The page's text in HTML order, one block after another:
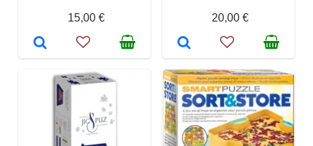
15,00 €
20,00 €